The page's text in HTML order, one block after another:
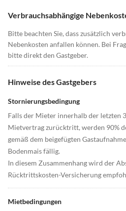
Verbrauchsabhängige
Bitte beachten Sie, dass zusätzlich
Nebenkosten anfallen können. Bei
bitte direkt den Gastgeber.
Hinweise des Gastgebers
Stornierungsbedingung
Falls der Mieter innerhalb der letzten
Mietvertrag zurücktritt, werden 90%
gemäß dem beigefügten
Bodenmais fällig.
In diesem Zusammenhang wird der
Rücktrittskosten-Versicherung
Mietbedingungen